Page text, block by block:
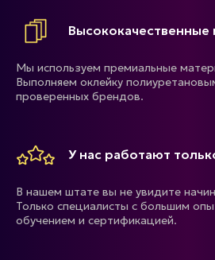
Высококачественные
Мы используем премиальные
Выполняем оклейку
проверенных брендов.
У нас работают
В нашем штате вы не увидите
Только специалисты с большим
обучением и сертификацией.